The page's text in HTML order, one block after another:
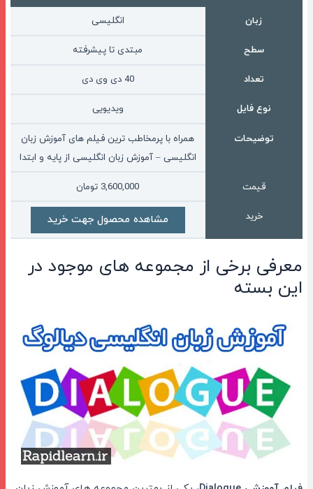
زبان انگلیسی
سطح مبتدی تا پیشرفته
تعداد 40 دی وی دی
نوع فایل ویدیویی
توضیحات
همراه با پرمخاطب ترین فیلم های آموزش زبان
انگلیسی – آموزش زبان انگلیسی از پایه و ابتدا
قیمت 3,600,000 تومان
خرید مشاهده محصول جهت خرید
معرفی برخی از مجموعه های موجود در
این بسته